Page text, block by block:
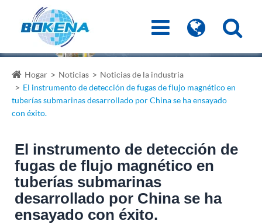
Hogar Noticias
Noticias de la industria
El instrumento de detección de fugas de flujo magnético en
tuberías submarinas desarrollado por China se ha ensayado
con éxito.
El instrumento de detección de
fugas de flujo magnético en
tuberías submarinas
desarrollado por China se ha
ensayado con éxito.